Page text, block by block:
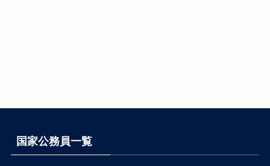
国家公務員一覧